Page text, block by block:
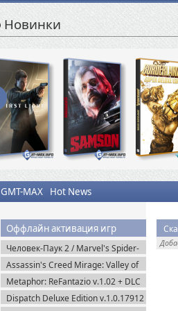
Новинки
GMT-MAX Hot News
Оффлайн активация игр
Человек-Паук 2 / Marvel's Spider-
Man 2 на ПК / PC v.2.727.0.0 (2025)
Пиратка
Assassin's Creed Mirage: Valley of
Memory v.1.1.1 + Все DLC (2025)
Portable
Metaphor: ReFantazio v.1.02 + DLC
(2024) RePack
Dispatch Deluxe Edition v.1.0.17912